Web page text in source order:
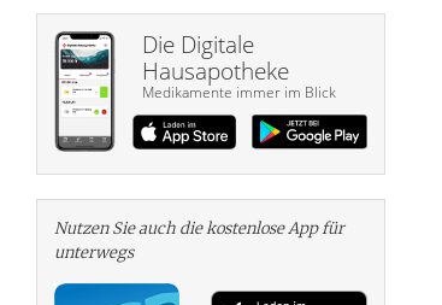
Die Digitale
Hausapotheke
Medikamente immer im Blick
Nutzen Sie auch die kosten­lose App für
unterwegs